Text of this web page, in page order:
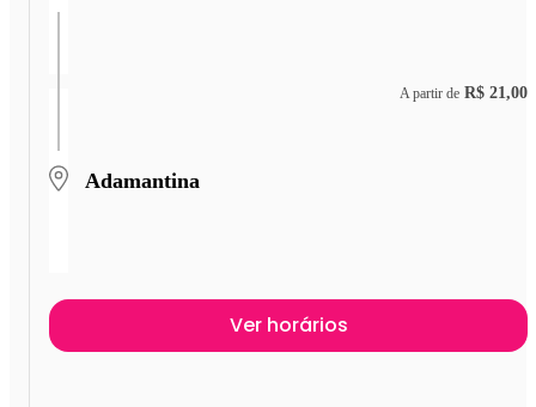
Adamantina
A partir de R$ 21,00
Ver horários